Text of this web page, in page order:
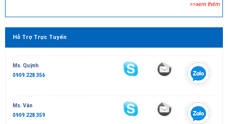
>>xem thêm
Hỗ Trợ Trực Tuyến
Ms. Quỳnh
0909 228 356
Ms. Vân
0909 228 359